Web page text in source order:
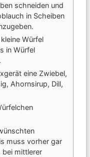
schneiden und
in Scheiben
Würfel
in Würfel
eine Zwiebel,
Ahornsirup, Dill,
muss vorher gar
bei mittlerer